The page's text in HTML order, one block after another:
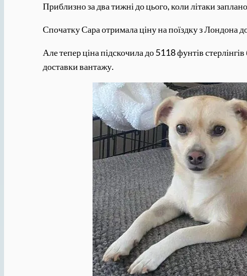
Приблизно за два тижні до цього, коли літаки
Спочатку Сара отримала ціну на поїздку з Лондона
Але тепер ціна підскочила до 5118 фунтів
доставки вантажу.